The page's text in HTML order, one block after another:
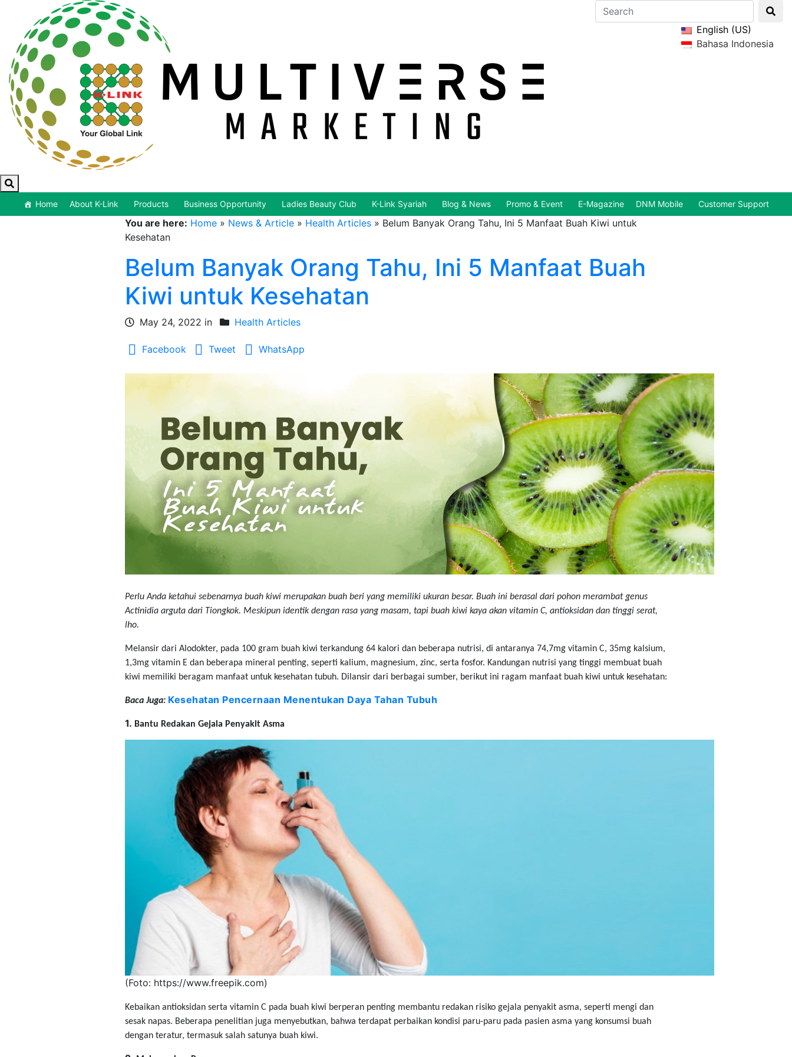
English (US)
Bahasa Indonesia
Home About K-Link Products Business Opportunity Ladies Beauty Club K-Link Syariah Blog & News Promo & Event E-Magazine DNM Mobile Customer Support
You are here: Home » News & Article » Health Articles » Belum Banyak Orang Tahu, Ini 5 Manfaat Buah Kiwi untuk
Kesehatan
Belum Banyak Orang Tahu, Ini 5 Manfaat Buah
Kiwi untuk Kesehatan
May 24, 2022 in Health Articles
Facebook Tweet WhatsApp
Perlu Anda ketahui sebenarnya buah kiwi merupakan buah beri yang memiliki ukuran besar. Buah ini berasal dari pohon merambat genus
Actinidia arguta dari Tiongkok. Meskipun identik dengan rasa yang masam, tapi buah kiwi kaya akan vitamin C, antioksidan dan tinggi serat,
lho.
Melansir dari Alodokter, pada 100 gram buah kiwi terkandung 64 kalori dan beberapa nutrisi, di antaranya 74,7mg vitamin C, 35mg kalsium,
1,3mg vitamin E dan beberapa mineral penting, seperti kalium, magnesium, zinc, serta fosfor. Kandungan nutrisi yang tinggi membuat buah
kiwi memiliki beragam manfaat untuk kesehatan tubuh. Dilansir dari berbagai sumber, berikut ini ragam manfaat buah kiwi untuk kesehatan:
Baca Juga: Kesehatan Pencernaan Menentukan Daya Tahan Tubuh
1. Bantu Redakan Gejala Penyakit Asma
​(Foto: ​https://www.freepik.com)
Kebaikan antioksidan serta vitamin C pada buah kiwi berperan penting membantu redakan risiko gejala penyakit asma, seperti mengi dan
sesak napas. Beberapa penelitian juga menyebutkan, bahwa terdapat perbaikan kondisi paru-paru pada pasien asma yang konsumsi buah
dengan teratur, termasuk salah satunya buah kiwi.